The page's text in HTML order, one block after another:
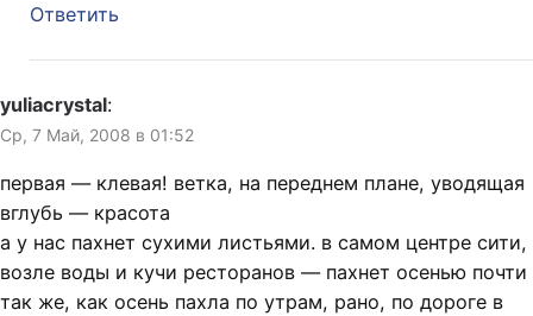
Ответить
yuliacrystal:
Ср, 7 Май, 2008 в 01:52
первая — клевая! ветка, на переднем плане, уводящая
вглубь — красота
а у нас пахнет сухими листьями. в самом центре сити,
возле воды и кучи ресторанов — пахнет осенью почти
так же, как осень пахла по утрам, рано, по дороге в